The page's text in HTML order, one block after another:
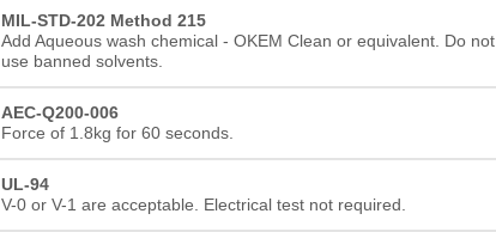
MIL-STD-202 Method 215
Add Aqueous wash chemical - OKEM Clean or equivalent. Do not
use banned solvents.
AEC-Q200-006
Force of 1.8kg for 60 seconds.
UL-94
V-0 or V-1 are acceptable. Electrical test not required.